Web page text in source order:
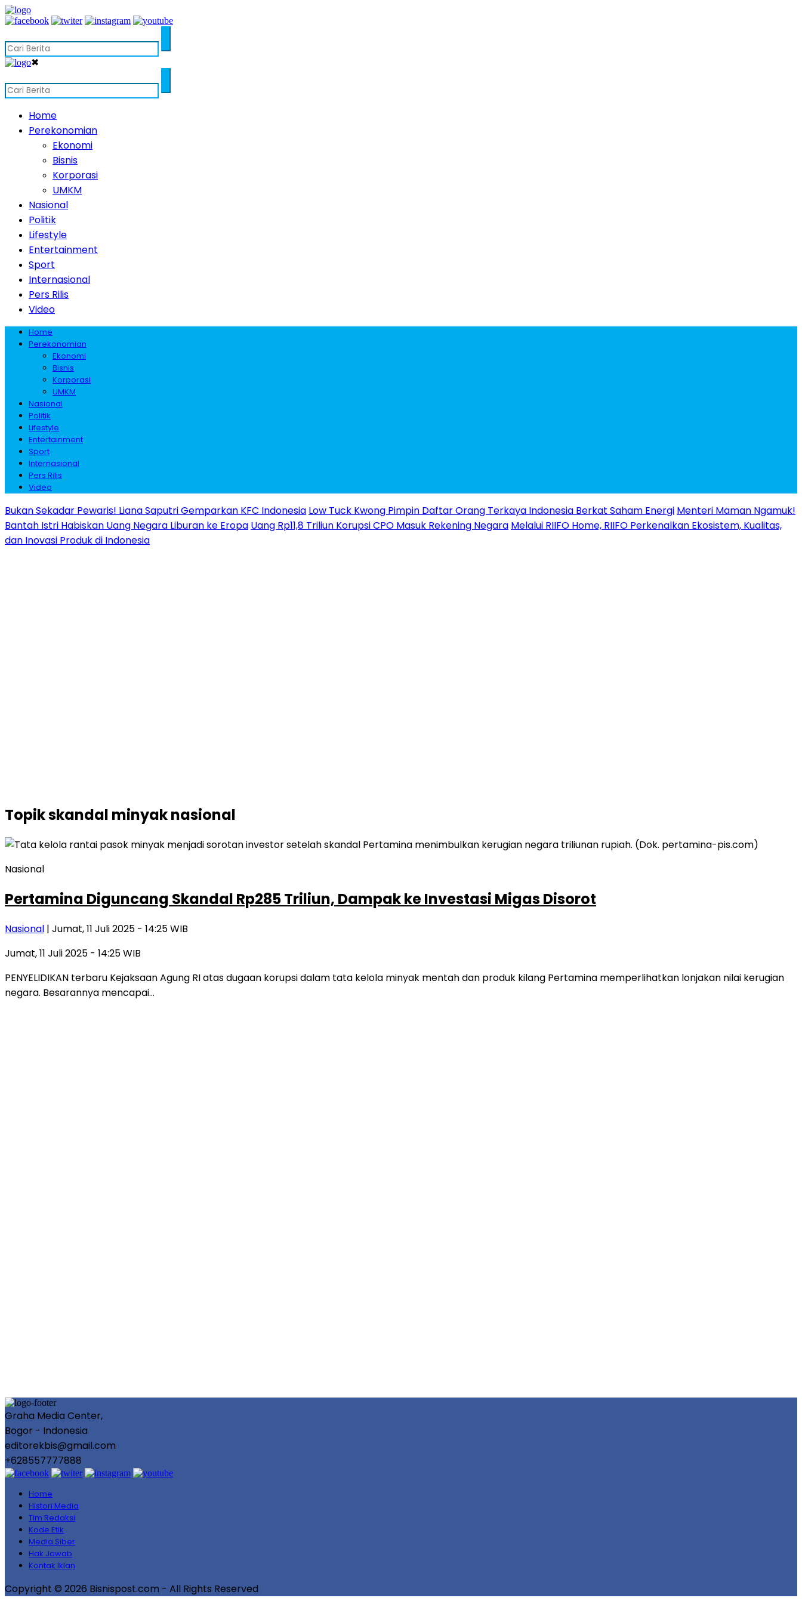
✖
Home
Perekonomian
Ekonomi
Bisnis
Korporasi
UMKM
Nasional
Politik
Lifestyle
Entertainment
Sport
Internasional
Pers Rilis
Video
Home
Perekonomian
Ekonomi
Bisnis
Korporasi
UMKM
Nasional
Politik
Lifestyle
Entertainment
Sport
Internasional
Pers Rilis
Video
Bukan Sekadar Pewaris! Liana Saputri Gemparkan KFC Indonesia Low Tuck Kwong Pimpin Daftar Orang Terkaya Indonesia Berkat Saham Energi Menteri Maman Ngamuk!
Bantah Istri Habiskan Uang Negara Liburan ke Eropa Uang Rp11,8 Triliun Korupsi CPO Masuk Rekening Negara Melalui RIIFO Home, RIIFO Perkenalkan Ekosistem, Kualitas,
dan Inovasi Produk di Indonesia
Topikskandal minyak nasional
Nasional
Pertamina Diguncang Skandal Rp285 Triliun, Dampak ke Investasi Migas Disorot
Nasional | Jumat, 11 Juli 2025 - 14:25 WIB
Jumat, 11 Juli 2025 - 14:25 WIB
PENYELIDIKAN terbaru Kejaksaan Agung RI atas dugaan korupsi dalam tata kelola minyak mentah dan produk kilang Pertamina memperlihatkan lonjakan nilai kerugian
negara. Besarannya mencapai…
Graha Media Center,
Bogor - Indonesia
editorekbis@gmail.com
+628557777888
Home
Histori Media
Tim Redaksi
Kode Etik
Media Siber
Hak Jawab
Kontak Iklan
Copyright © 2026 Bisnispost.com - All Rights Reserved